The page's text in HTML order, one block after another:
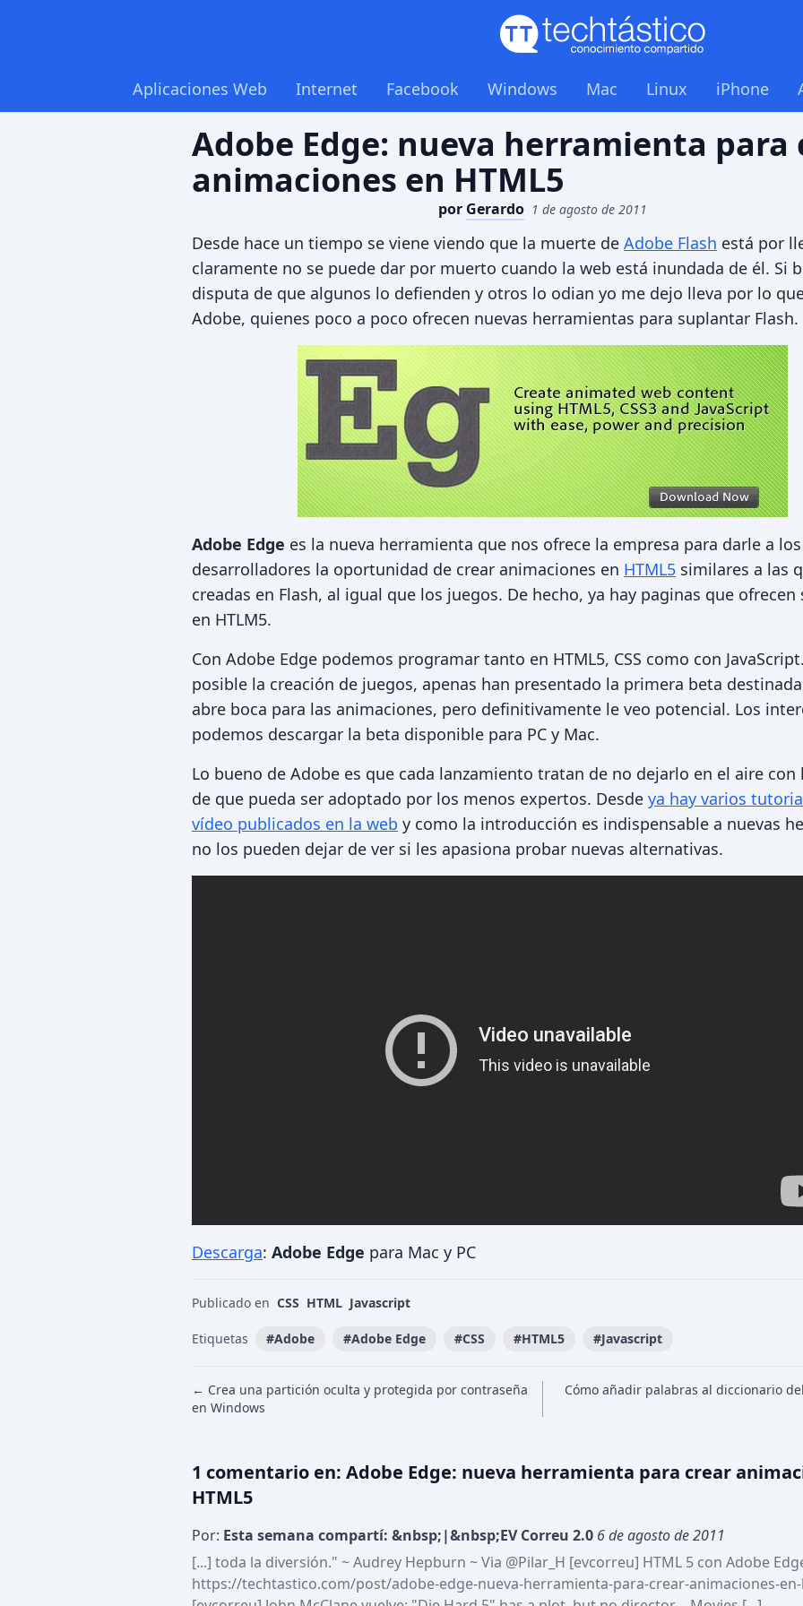
Aplicaciones Web Internet Facebook Windows Mac Linux iPhone
Adobe Edge: nueva herramienta para
animaciones en HTML5
por Gerardo 1 de agosto de 2011
Desde hace un tiempo se viene viendo que la muerte de Adobe Flash está por
claramente no se puede dar por muerto cuando la web está inundada de él. Si
disputa de que algunos lo defienden y otros lo odian yo me dejo lleva por lo
Adobe, quienes poco a poco ofrecen nuevas herramientas para suplantar Flash.
Adobe Edge es la nueva herramienta que nos ofrece la empresa para darle a los
desarrolladores la oportunidad de crear animaciones en HTML5 similares a las
creadas en Flash, al igual que los juegos. De hecho, ya hay paginas que ofrecen
en HTLM5.
Con Adobe Edge podemos programar tanto en HTML5, CSS como con
posible la creación de juegos, apenas han presentado la primera beta
abre boca para las animaciones, pero definitivamente le veo potencial. Los
podemos descargar la beta disponible para PC y Mac.
Lo bueno de Adobe es que cada lanzamiento tratan de no dejarlo en el aire
de que pueda ser adoptado por los menos expertos. Desde ya hay varios
vídeo publicados en la web y como la introducción es indispensable a nuevas
no los pueden dejar de ver si les apasiona probar nuevas alternativas.
Descarga: Adobe Edge para Mac y PC
Publicado en CSS HTML Javascript
Etiquetas #Adobe #Adobe Edge #CSS #HTML5 #Javascript
← Crea una partición oculta y protegida por contraseña
en Windows
Cómo añadir palabras al diccionario
1 comentario en: Adobe Edge: nueva herramienta para crear
HTML5
Por: Esta semana compartí: &nbsp;|&nbsp;EV Correu 2.0 6 de agosto de 2011
[...] toda la diversión." ~ Audrey Hepburn ~ Via @Pilar_H [evcorreu] HTML 5 con Adobe
https://techtastico.com/post/adobe-edge-nueva-herramienta-para-crear-animaciones-